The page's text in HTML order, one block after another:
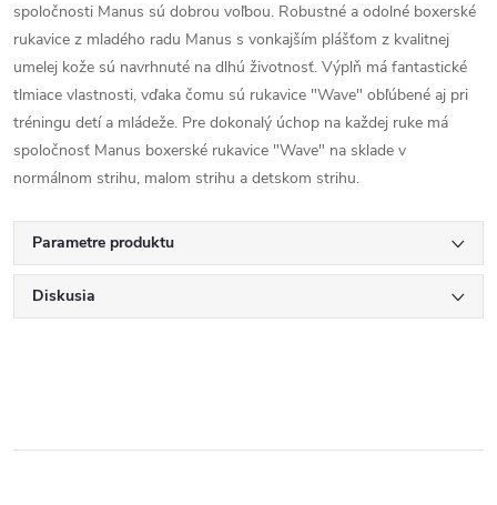
spoločnosti Manus sú dobrou voľbou. Robustné a odolné boxerské
rukavice z mladého radu Manus s vonkajším plášťom z kvalitnej
umelej kože sú navrhnuté na dlhú životnosť. Výplň má fantastické
tlmiace vlastnosti, vďaka čomu sú rukavice "Wave" obľúbené aj pri
tréningu detí a mládeže. Pre dokonalý úchop na každej ruke má
spoločnosť Manus boxerské rukavice "Wave" na sklade v
normálnom strihu, malom strihu a detskom strihu.
Parametre produktu
Diskusia